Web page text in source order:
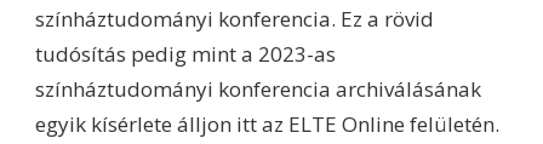
színháztudományi konferencia. Ez a rövid
tudósítás pedig mint a 2023-as
színháztudományi konferencia archiválásának
egyik kísérlete álljon itt az ELTE Online felületén.